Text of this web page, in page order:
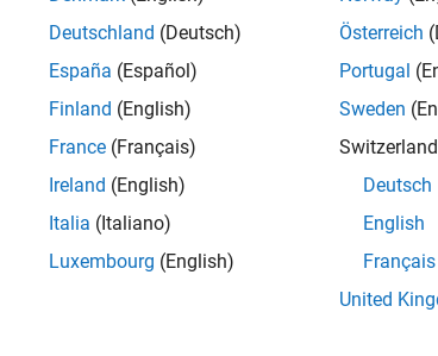
Deutschland (Deutsch)
España (Español)
Finland (English)
France (Français)
Ireland (English)
Italia (Italiano)
Luxembourg (English)
Österreich
Portugal
Sweden
Switzerland
Deutsch
English
Français
United